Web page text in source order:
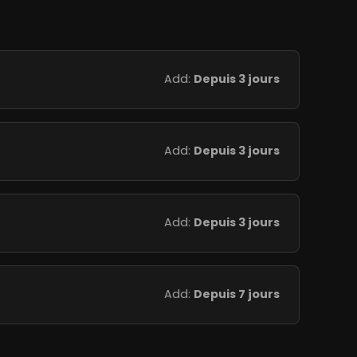
Add: Depuis 3 jours
Add: Depuis 3 jours
Add: Depuis 3 jours
Add: Depuis 7 jours